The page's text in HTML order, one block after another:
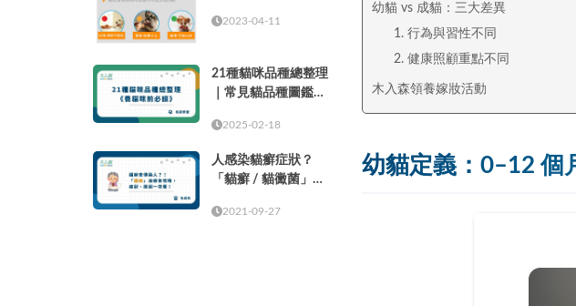
幼貓 vs 成貓：三大差異
1. 行為與習性不同
2. 健康照顧重點不同
木入森領養嫁妝活動
幼貓定義：0–12 個
2023-04-11
21種貓咪品種總整理
｜常見貓品種圖鑑，
2025-02-18
人感染貓癬症狀？
「貓癬 / 貓黴菌」治
因一次看！
2021-09-27